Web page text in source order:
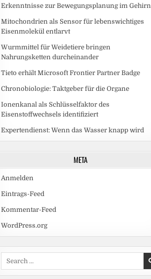
Erkenntnisse zur Bewegungsplanung im Gehirn
Mitochondrien als Sensor für lebenswichtiges
Eisenmolekül entlarvt
Wurmmittel für Weidetiere bringen
Nahrungsketten durcheinander
Tieto erhält Microsoft Frontier Partner Badge
Chronobiologie: Taktgeber für die Organe
Ionenkanal als Schlüsselfaktor des
Eisenstoffwechsels identifiziert
Expertendienst: Wenn das Wasser knapp wird
META
Anmelden
Eintrags-Feed
Kommentar-Feed
WordPress.org